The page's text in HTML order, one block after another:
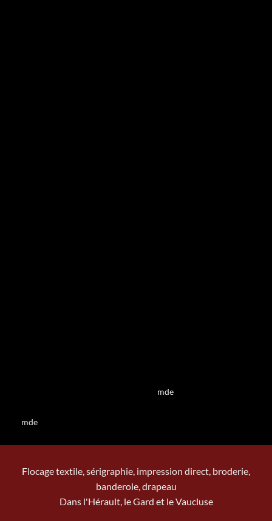
mde
mde
Flocage textile, sérigraphie, impression direct, broderie,
banderole, drapeau
Dans l'Hérault, le Gard et le Vaucluse